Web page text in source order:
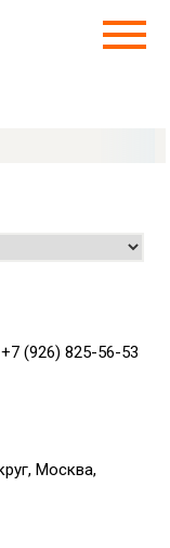
(926) 825-56-53
Москва,